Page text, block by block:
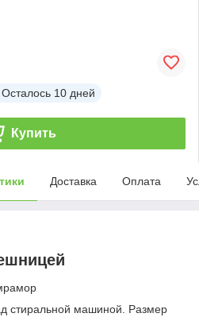
Осталось 10 дней
Купить
Доставка Оплата
стиральной машиной. Размер